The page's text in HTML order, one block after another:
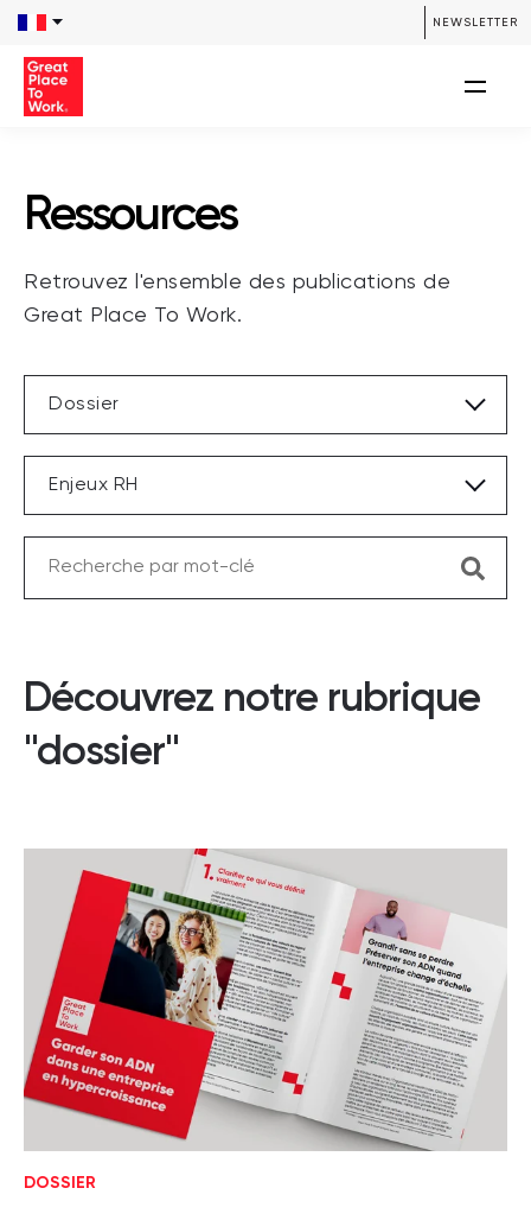
NEWSLETTER
/**** SEARCH *****/ /**** END SEARCH *****/
Ressources
Retrouvez l'ensemble des publications de
Great Place To Work.
Dossier
Enjeux RH
Découvrez notre rubrique
"dossier"
DOSSIER